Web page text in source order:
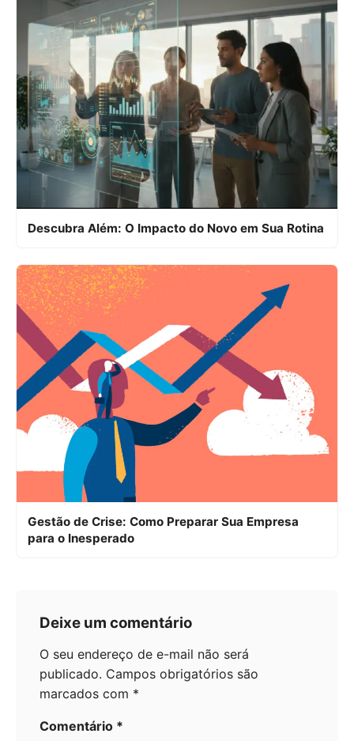
Descubra Além: O Impacto do Novo em Sua Rotina
Gestão de Crise: Como Preparar Sua Empresa
para o Inesperado
Deixe um comentário
O seu endereço de e-mail não será
publicado. Campos obrigatórios são
marcados com *
Comentário *